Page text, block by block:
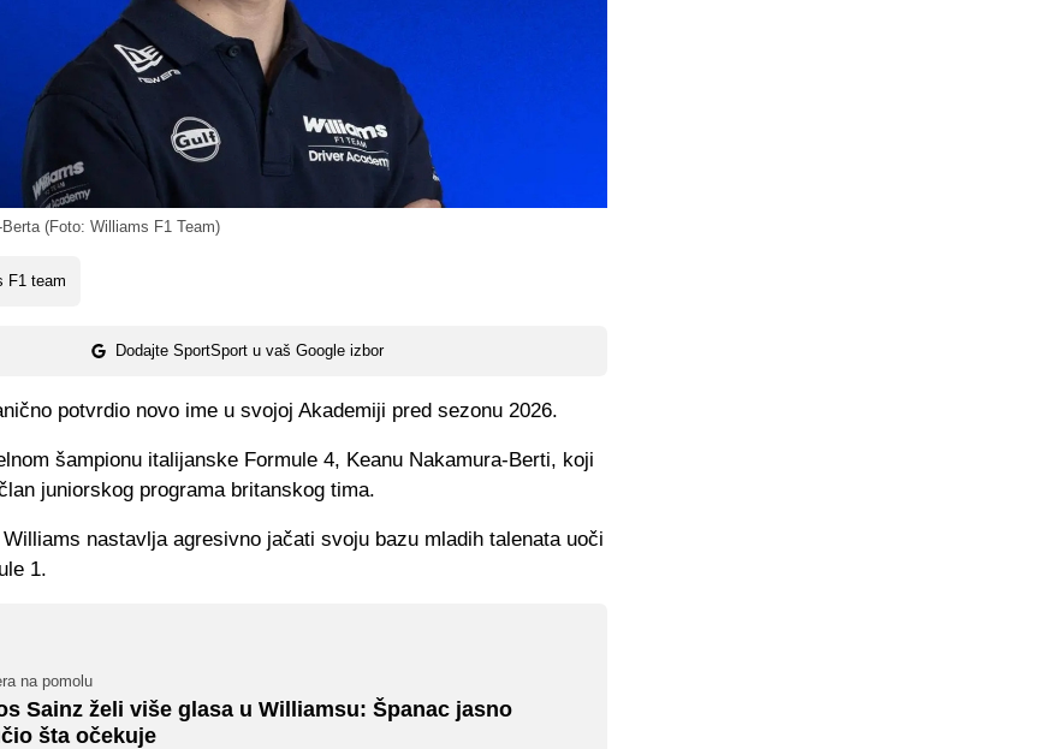
(Foto: Williams F1 Team)
F1 team
Dodajte SportSport u vaš Google izbor
potvrdio novo ime u svojoj Akademiji pred sezonu 2026.
šampionu italijanske Formule 4, Keanu Nakamura-Berti, koji
juniorskog programa britanskog tima.
nastavlja agresivno jačati svoju bazu mladih talenata uoči
1.
na pomolu
Sainz želi više glasa u Williamsu: Španac jasno
šta očekuje